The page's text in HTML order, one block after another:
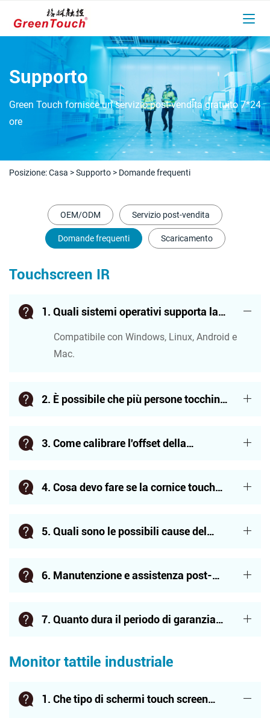
Supporto
Green Touch fornisce un servizio post-vendita gratuito 7*24
ore
Posizione:Casa >Supporto > Domande frequenti
OEM/ODM Servizio post-vendita
Domande frequenti Scaricamento
Touchscreen IR
1. Quali sistemi operativi supporta la
Compatibile con Windows, Linux, Android e
Mac.
2. È possibile che più persone tocchino
Mac.
3. Come calibrare l'offset della
Mac.
4. Cosa devo fare se la cornice touch
Mac.
5. Quali sono le possibili cause del
problemi?
Mac.
6. Manutenzione e assistenza post-
Mac.
7. Quanto dura il periodo di garanzia
Mac.
Monitor tattile industriale
1. Che tipo di schermi touch screen